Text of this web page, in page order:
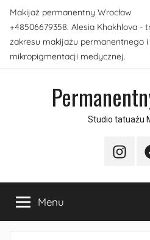
Przejdź
do
treści
Makijaż permanentny Wrocław
+48506679358. Alesia Khakhlova -
zakresu makijażu permanentnego i
mikropigmentacji medycznej.
Studio tatuażu
Menu